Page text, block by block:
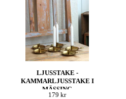
LJUSSTAKE -
KAMMARLJUSSTAKE I
MÄSSING
179 kr